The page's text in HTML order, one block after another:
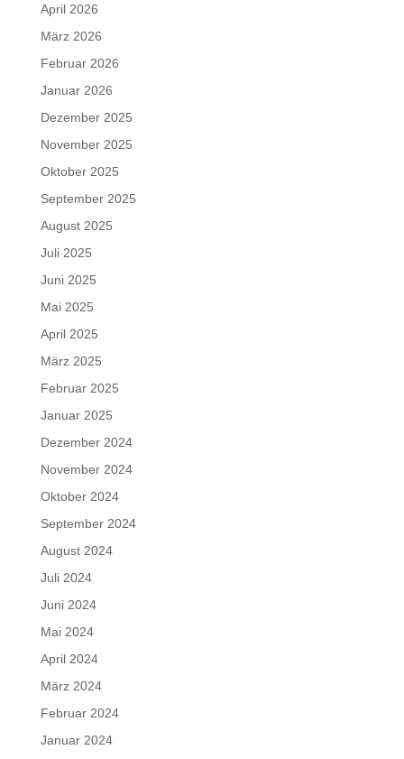
April 2026
März 2026
Februar 2026
Januar 2026
Dezember 2025
November 2025
Oktober 2025
September 2025
August 2025
Juli 2025
Juni 2025
Mai 2025
April 2025
März 2025
Februar 2025
Januar 2025
Dezember 2024
November 2024
Oktober 2024
September 2024
August 2024
Juli 2024
Juni 2024
Mai 2024
April 2024
März 2024
Februar 2024
Januar 2024